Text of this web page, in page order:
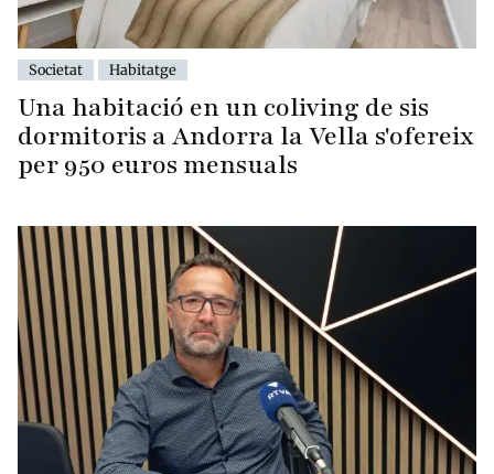
Societat Habitatge
Una habitació en un coliving de sis
dormitoris a Andorra la Vella s'ofereix
per 950 euros mensuals